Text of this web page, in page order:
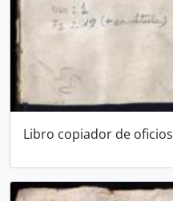
Libro copiador de oficios